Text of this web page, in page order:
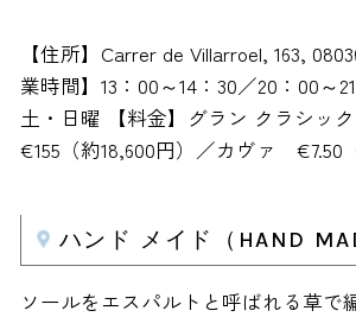
【住所】Carrer de Villarroel, 163,
業時間】13：00～14：30／20：00～
土・日曜 【料金】グラン クラシッ
€155（約18,600円）／カヴァ €7.50
ハンド メイド（HAND
ソールをエスパルトと呼ばれる草で